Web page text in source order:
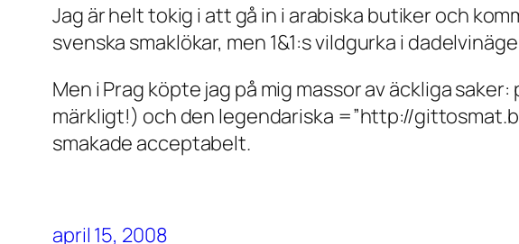
Jag är helt tokig i att gå in i arabiska butiker och
svenska smaklökar, men 1&1:s vildgurka i
Men i Prag köpte jag på mig massor av äckliga
märkligt!) och den legendariska =”http://
smakade acceptabelt.
april 15, 2008